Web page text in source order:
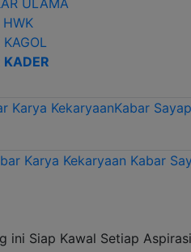
ULAMA
HWK
KAGOL
Karya KekaryaanKabar
Karya Kekaryaan Kabar
ini Siap Kawal Setiap